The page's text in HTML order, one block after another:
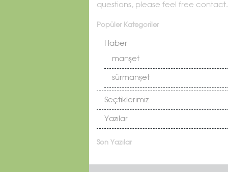
questions, please feel free contact.
Popüler Kategoriler
Haber
manşet
sürmanşet
Seçtiklerimiz
Yazılar
Son Yazılar